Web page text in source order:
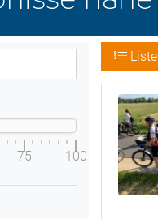
75 100
Liste